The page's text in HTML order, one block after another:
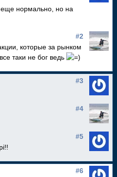
еще нормально, но на
#2
которые за рынком
таки не бог ведь
#3
#4
#5
#6